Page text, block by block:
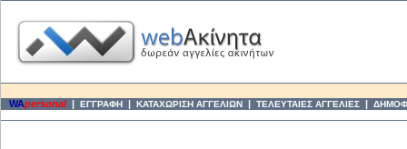
WApersonal | ΕΓΓΡΑΦΗ | ΚΑΤΑΧΩΡΙΣΗ ΑΓΓΕΛΙΩΝ | ΤΕΛΕΥΤΑΙΕΣ ΑΓΓΕΛΙΕΣ |